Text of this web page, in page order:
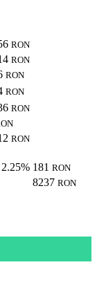
RON
RON
RON
RON
RON
RON
2.25% 181 RON
8237 RON